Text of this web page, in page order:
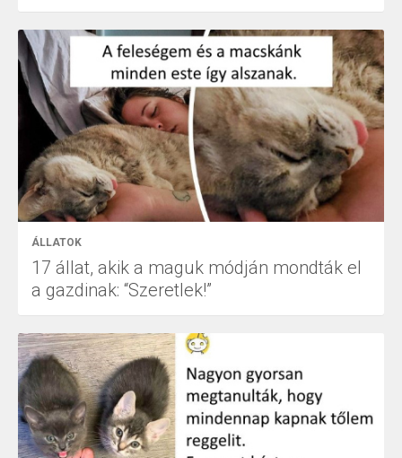
ÁLLATOK
17 állat, akik a maguk módján mondták el
a gazdinak: “Szeretlek!”